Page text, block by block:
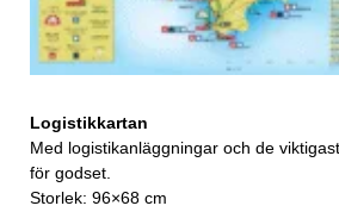
Logistikkartan
Med logistikanläggningar och de
för godset.
Storlek: 96×68 cm